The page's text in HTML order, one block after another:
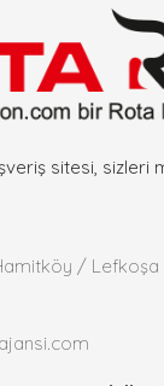
sitesi,
/